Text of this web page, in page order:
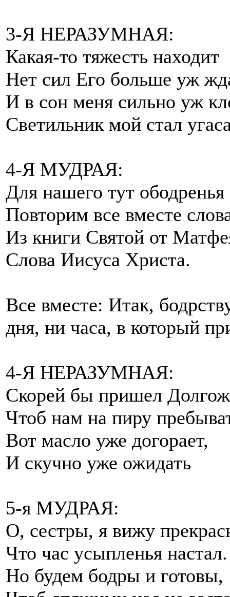
3-Я НЕРАЗУМНАЯ:
Какая-то тяжесть находит
Нет сил Его больше уж
И в сон меня сильно уж
Светильник мой стал
4-Я МУДРАЯ:
Для нашего тут ободренья
Повторим все вместе
Из книги Святой от
Слова Иисуса Христа.
Все вместе: Итак,
дня, ни часа, в который
4-Я НЕРАЗУМНАЯ:
Скорей бы пришел
Чтоб нам на пиру
Вот масло уже догорает,
И скучно уже ожидать
5-я МУДРАЯ:
О, сестры, я вижу
Что час усыпленья настал.
Но будем бодры и готовы,